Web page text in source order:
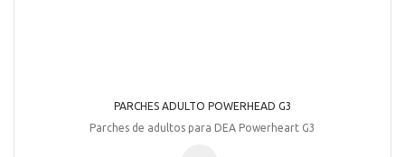
PARCHES ADULTO POWERHEAD G3
Parches de adultos para DEA Powerheart G3